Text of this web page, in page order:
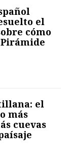
el
cómo
el
más
cuevas